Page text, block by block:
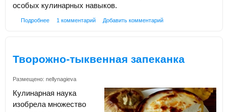
особых кулинарных навыков.
Подробнее 1 комментарий Добавить комментарий
Творожно-тыквенная запеканка
Размещено: nellynagieva
Кулинарная наука
изобрела множество